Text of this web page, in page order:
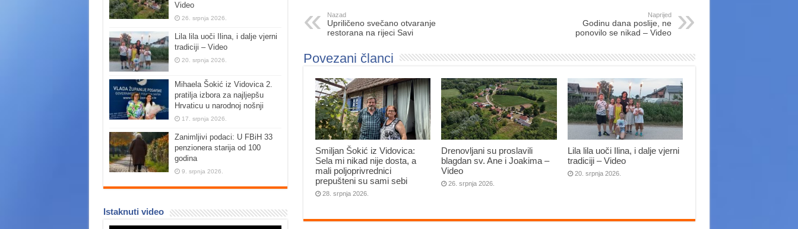
Nazad
Upriličeno svečano otvaranje
restorana na rijeci Savi
Naprijed
Godinu dana poslije, ne
ponovilo se nikad – Video
Povezani članci
Smiljan Šokić iz Vidovica:
Sela mi nikad nije dosta, a
mali poljoprivrednici
prepušteni su sami sebi
28. srpnja 2026.
Drenovljani su proslavili
blagdan sv. Ane i Joakima –
Video
26. srpnja 2026.
Lila lila uoči Ilina, i dalje vjerni
tradiciji – Video
20. srpnja 2026.
Video
26. srpnja 2026.
Lila lila uoči Ilina, i dalje vjerni
tradiciji – Video
20. srpnja 2026.
Mihaela Šokić iz Vidovica 2.
pratilja izbora za najljepšu
Hrvaticu u narodnoj nošnji
17. srpnja 2026.
Zanimljivi podaci: U FBiH 33
penzionera starija od 100
godina
9. srpnja 2026.
Istaknuti video